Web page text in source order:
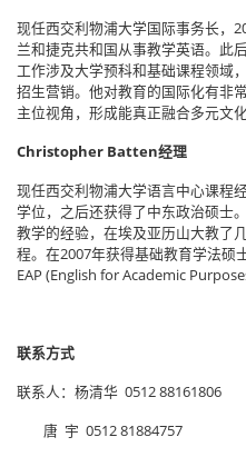
现任西交利物浦大学国际事务长，
兰和捷克共和国从事教学英语。此
工作涉及大学预科和基础课程领域
招生营销。他对教育的国际化有非
主位视角，形成能真正融合多元文
Christopher Batten经理
现任西交利物浦大学语言中心课程
学位，之后还获得了中东政治硕士
教学的经验，在埃及亚历山大教了
程。在2007年获得基础教育学法硕
EAP (English for Academic
联系方式
联系人：杨清华 0512
唐 宇 0512 81884757